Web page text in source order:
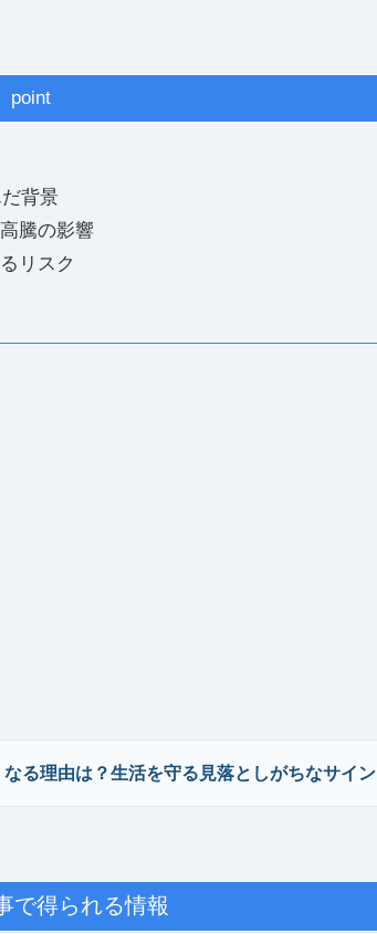
point
背景
騰の影響
リスク
る理由は？生活を守る見落としがちなサイン
で得られる情報